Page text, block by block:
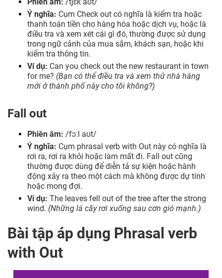
Phiên âm: /tʃɛk aʊt/
Ý nghĩa: Cụm Check out có nghĩa là kiểm tra hoặc
thanh toán tiền cho hàng hóa hoặc dịch vụ, hoặc là
điều tra và xem xét cái gì đó, thường được sử dụng
trong ngữ cảnh của mua sắm, khách sạn, hoặc khi
kiểm tra thông tin.
Ví dụ: Can you check out the new restaurant in town
for me? (Bạn có thể điều tra và xem thử nhà hàng
mới ở thành phố này cho tôi không?)
Fall out
Phiên âm: /fɔːl aʊt/
Ý nghĩa: Cụm phrasal verb with Out này có nghĩa là
rơi ra, rơi ra khỏi hoặc làm mất đi. Fall out cũng
thường được dùng để diễn tả sự kiện hoặc hành
động xảy ra theo một cách mà không được dự tính
hoặc mong đợi.
Ví dụ: The leaves fell out of the tree after the strong
wind. (Những lá cây rơi xuống sau cơn gió mạnh.)
Bài tập áp dụng Phrasal verb
with Out